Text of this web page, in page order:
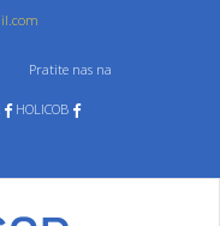
nas na
HOLICOB